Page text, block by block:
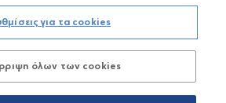
© Eurobank ΑΕΔΑΚ
Προσωπικών Δεδομένων
Όροι χρήσης
για τα cookies
όλων των cookies